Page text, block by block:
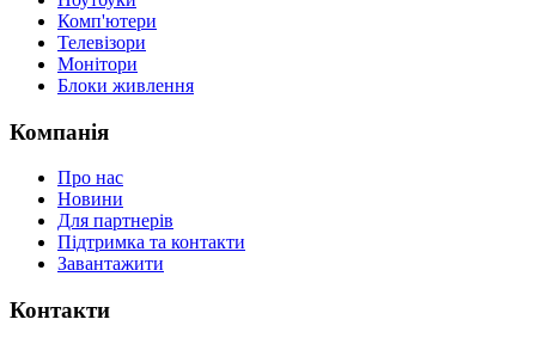
Комп'ютери
Телевізори
Монітори
Блоки живлення
Компанія
Про нас
Новини
Для партнерів
Підтримка та контакти
Завантажити
Контакти